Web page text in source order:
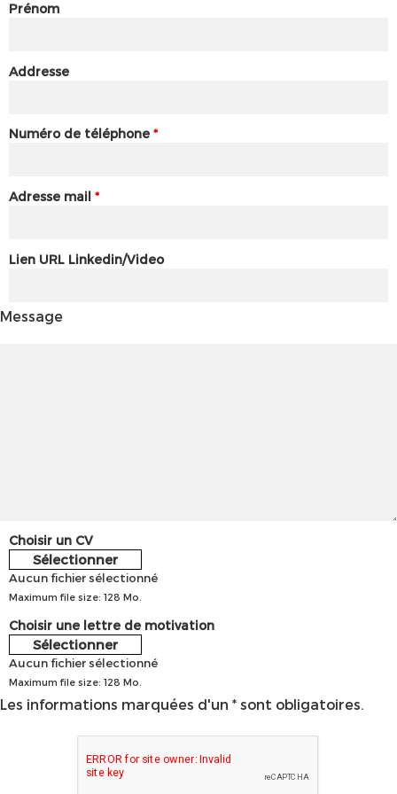
Prénom
Addresse
Numéro de téléphone *
Adresse mail *
Lien URL Linkedin/Video
Message
Choisir un CV
Sélectionner
Aucun fichier sélectionné
Maximum file size: 128 Mo.
Choisir une lettre de motivation
Sélectionner
Aucun fichier sélectionné
Maximum file size: 128 Mo.
Les informations marquées d'un * sont obligatoires.